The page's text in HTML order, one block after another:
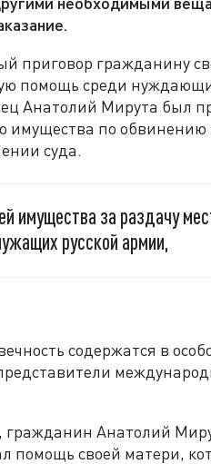
приговор гражданину
помощь среди
Анатолий Мирута был
имущества по обвинению
суда.
имущества за раздачу
русской армии,
содержатся в
гражданин Анатолий
помощь своей матери,